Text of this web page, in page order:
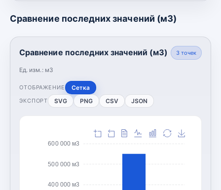
Сравнение последних значений (м3)
Сравнение последних значений (м3)
Ед. изм.: м3
3точек
ОТОБРАЖЕНИЕ Сетка
ЭКСПОРТ SVG PNG CSV JSON
400 000 м3
500 000 м3
600 000 м3